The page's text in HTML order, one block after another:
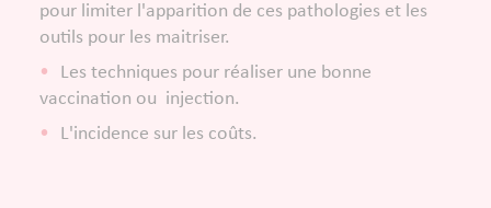
pour limiter l'apparition de ces pathologies et les
outils pour les maitriser.
Les techniques pour réaliser une bonne
vaccination ou injection.
L'incidence sur les coûts.